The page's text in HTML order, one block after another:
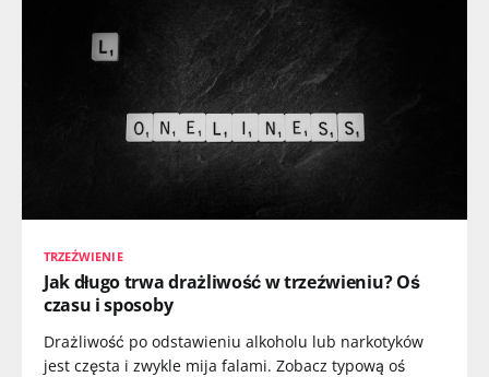
TRZEŹWIENIE
Jak długo trwa drażliwość w trzeźwieniu? Oś
czasu i sposoby
Drażliwość po odstawieniu alkoholu lub narkotyków
jest częsta i zwykle mija falami. Zobacz typową oś